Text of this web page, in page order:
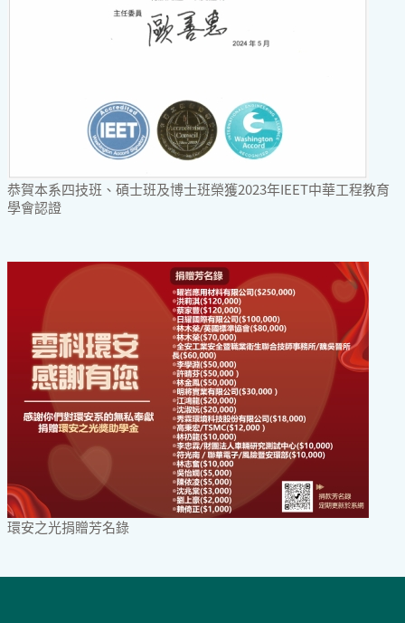
恭賀本系四技班、碩士班及博士班榮獲2023年IEET中華工程教育
學會認證
環安之光捐贈芳名錄